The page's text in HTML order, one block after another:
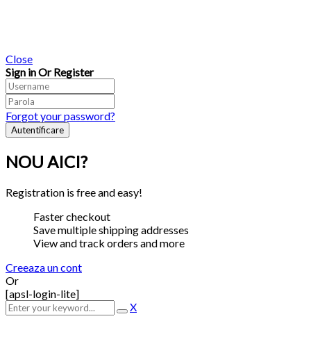
Close
Sign in Or Register
Forgot your password?
NOU AICI?
Registration is free and easy!
Faster checkout
Save multiple shipping addresses
View and track orders and more
Creeaza un cont
Or
[apsl-login-lite]
X